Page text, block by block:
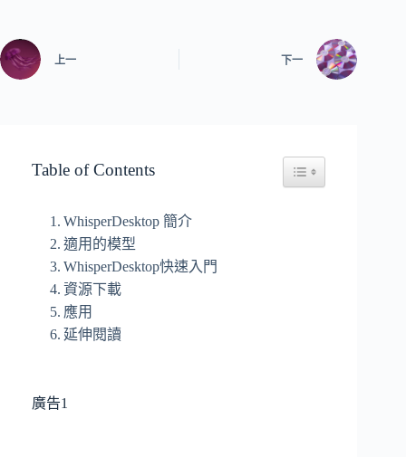
上一 下一
Table of Contents Toggle Table of Content
WhisperDesktop 簡介
適用的模型
WhisperDesktop快速入門
資源下載
應用
延伸閱讀
廣告1